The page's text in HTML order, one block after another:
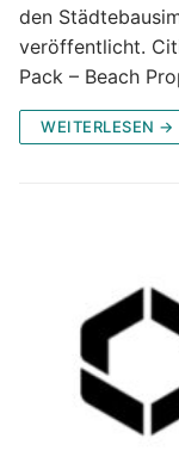
den
veröffentlicht.
Pack – Beach
WEITERLESEN →